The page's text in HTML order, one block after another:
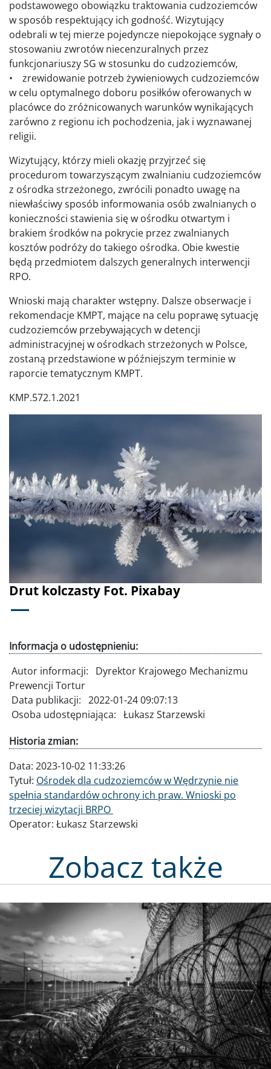
podstawowego obowiązku traktowania cudzoziemców
w sposób respektujący ich godność. Wizytujący
odebrali w tej mierze pojedyncze niepokojące sygnały o
stosowaniu zwrotów niecenzuralnych przez
funkcjonariuszy SG w stosunku do cudzoziemców,
• zrewidowanie potrzeb żywieniowych cudzoziemców
w celu optymalnego doboru posiłków oferowanych w
placówce do zróżnicowanych warunków wynikających
zarówno z regionu ich pochodzenia, jak i wyznawanej
religii.
Wizytujący, którzy mieli okazję przyjrzeć się
procedurom towarzyszącym zwalnianiu cudzoziemców
z ośrodka strzeżonego, zwrócili ponadto uwagę na
niewłaściwy sposób informowania osób zwalnianych o
konieczności stawienia się w ośrodku otwartym i
brakiem środków na pokrycie przez zwalnianych
kosztów podróży do takiego ośrodka. Obie kwestie
będą przedmiotem dalszych generalnych interwencji
RPO.
Wnioski mają charakter wstępny. Dalsze obserwacje i
rekomendacje KMPT, mające na celu poprawę sytuację
cudzoziemców przebywających w detencji
administracyjnej w ośrodkach strzeżonych w Polsce,
zostaną przedstawione w późniejszym terminie w
raporcie tematycznym KMPT.
KMP.572.1.2021
Drut kolczasty Fot. Pixabay
Poprzednie Dalej
Informacja o udostępnieniu:
Autor informacji:
Dyrektor Krajowego Mechanizmu
Prewencji Tortur
Data publikacji: 2022-01-24 09:07:13
Osoba udostępniająca: Łukasz Starzewski
Historia zmian:
Data: 2023-10-02 11:33:26
Tytuł: Ośrodek dla cudzoziemców w Wędrzynie nie
spełnia standardów ochrony ich praw. Wnioski po
trzeciej wizytacji BRPO
Operator: Łukasz Starzewski
Zobacz także
Obraz